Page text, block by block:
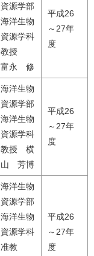
資源学部
海洋生物
資源学科
教授
富永 修
平成26
～27年
度
海洋生物
資源学部
海洋生物
資源学科
教授 横
山 芳博
平成26
～27年
度
海洋生物
資源学部
海洋生物
資源学科
准教
平成26
～27年
度